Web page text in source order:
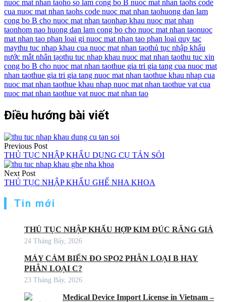
nuoc mat nhan taoho so lam cong bo B nuoc mat nhan taohs code
cua nuoc mat nhan taohs code nuoc mat nhan taohuong dan lam
cong bo B cho nuoc mat nhan taonhap khau nuoc mat nhan
taonhom nao huong dan lam cong bo cho nuoc mat nhan taonuoc
mat nhan tao phan loai gi nuoc mat nhan tao phan loai quy tac
maythu tuc nhap khau cua nuoc mat nhan taothủ tục nhập khẩu
nước mắt nhân tạothu tuc nhap khau nuoc mat nhan taothu tuc xin
cong bo B cho nuoc mat nhan taothue gia tri gia tang cua nuoc mat
nhan taothue gia tri gia tang nuoc mat nhan taothue khau nhap cua
nuoc mat nhan taothue khau nhap nuoc mat nhan taothue vat cua
nuoc mat nhan taothue vat nuoc mat nhan tao
Điều hướng bài viết
Previous Post
THỦ TỤC NHẬP KHẨU DỤNG CỤ TÁN SỎI
Next Post
THỦ TỤC NHẬP KHẨU GHẾ NHA KHOA
Tin mới
THỦ TỤC NHẬP KHẨU HỢP KIM ĐÚC RĂNG GIẢ
24 Tháng Bảy, 2026
MÁY CẢM BIẾN ĐO SPO2 PHÂN LOẠI B HAY
PHÂN LOẠI C?
23 Tháng Bảy, 2026
Medical Device Import License in Vietnam –